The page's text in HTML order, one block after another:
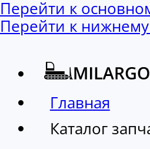
Перейти к
Перейти к нижнему
Главная
Каталог